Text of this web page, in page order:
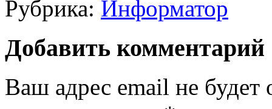
Рубрика: Информатор
Добавить комментарий
Ваш адрес email не будет